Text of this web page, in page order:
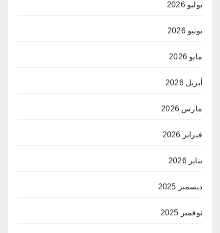
يوليو 2026
يونيو 2026
مايو 2026
أبريل 2026
مارس 2026
فبراير 2026
يناير 2026
ديسمبر 2025
نوفمبر 2025